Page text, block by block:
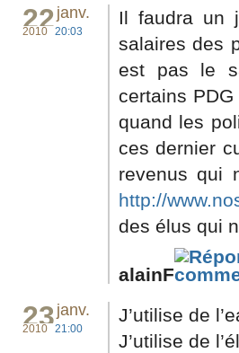
22 janv.
2010 20:03
Il faudra un
salaires des
est pas le
certains
quand les
ces dernier
revenus qui
http://
des élus qui
alainF
23 janv.
2010 21:00
J’utilise de
J’utilise de